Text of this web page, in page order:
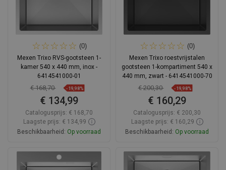
(0)
Mexen Trixo RVS-gootsteen 1-
kamer 540 x 440 mm, inox -
6414541000-01
€ 168,70 -19,98%
€ 134,99
Catalogusprijs: € 168,70
Laagste prijs: € 134,99
Beschikbaarheid: Op voorraad
In winkelwagen
(0)
Mexen Trixo roestvrijstalen
gootsteen 1-kompartiment 540 x
440 mm, zwart - 6414541000-70
€ 200,30 -19,98%
€ 160,29
Catalogusprijs: € 200,30
Laagste prijs: € 160,29
Beschikbaarheid: Op voorraad
In winkelwagen